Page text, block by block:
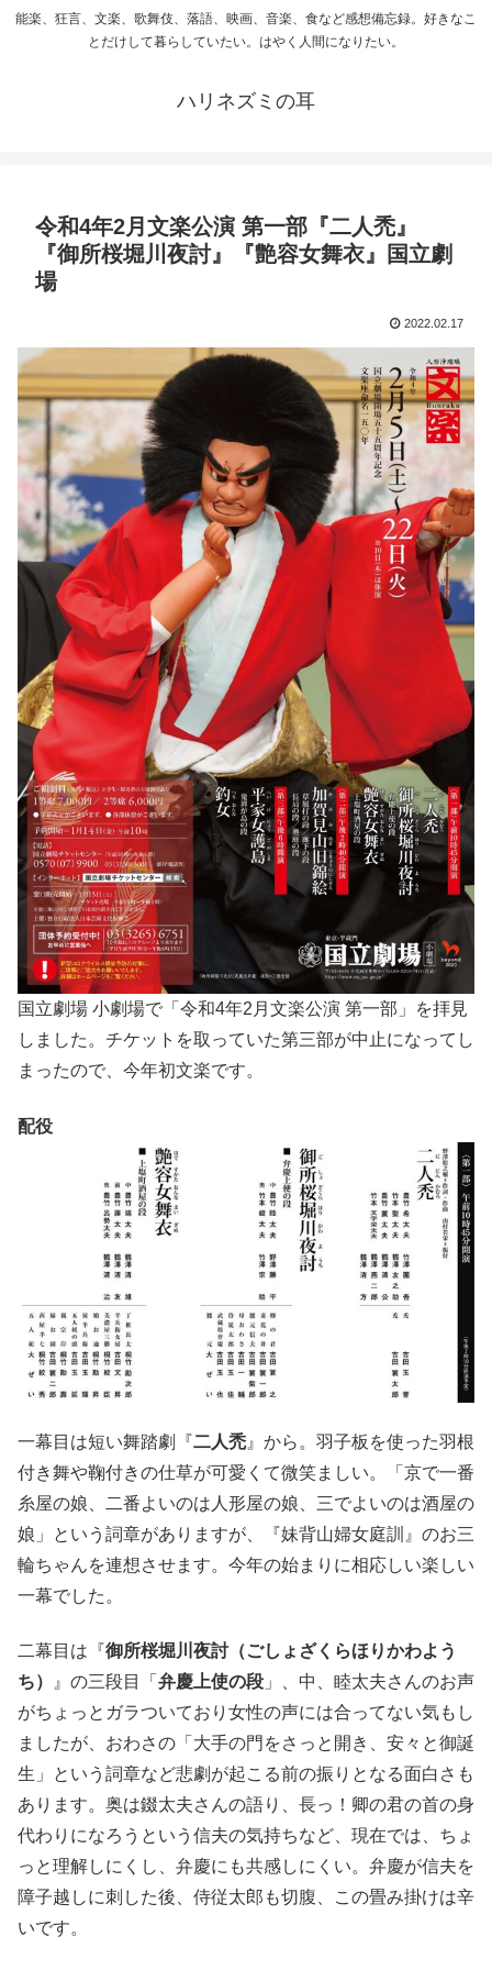
能楽、狂言、文楽、歌舞伎、落語、映画、音楽、食など感想備忘録。好きなこ
とだけして暮らしていたい。はやく人間になりたい。
ハリネズミの耳
令和4年2月文楽公演 第一部『二人禿』
『御所桜堀川夜討』『艶容女舞衣』国立劇
場
2022.02.17
国立劇場 小劇場で「令和4年2月文楽公演 第一部」を拝見
しました。チケットを取っていた第三部が中止になってし
まったので、今年初文楽です。
配役
一幕目は短い舞踏劇『二人禿』から。羽子板を使った羽根
付き舞や鞠付きの仕草が可愛くて微笑ましい。「京で一番
糸屋の娘、二番よいのは人形屋の娘、三でよいのは酒屋の
娘」という詞章がありますが、『妹背山婦女庭訓』のお三
輪ちゃんを連想させます。今年の始まりに相応しい楽しい
一幕でした。
二幕目は『御所桜堀川夜討（ごしょざくらほりかわよう
ち）
』の三段目「 弁慶上使の段 」、中、睦太夫さんのお声
がちょっとガラついており女性の声には合ってない気もし
ましたが、おわさの「大手の門をさっと開き、安々と御誕
生」という詞章など悲劇が起こる前の振りとなる面白さも
あります。奥は錣太夫さんの語り、長っ！卿の君の首の身
代わりになろうという信夫の気持ちなど、現在では、ちょ
っと理解しにくし、弁慶にも共感しにくい。弁慶が信夫を
障子越しに刺した後、侍従太郎も切腹、この畳み掛けは辛
いです。